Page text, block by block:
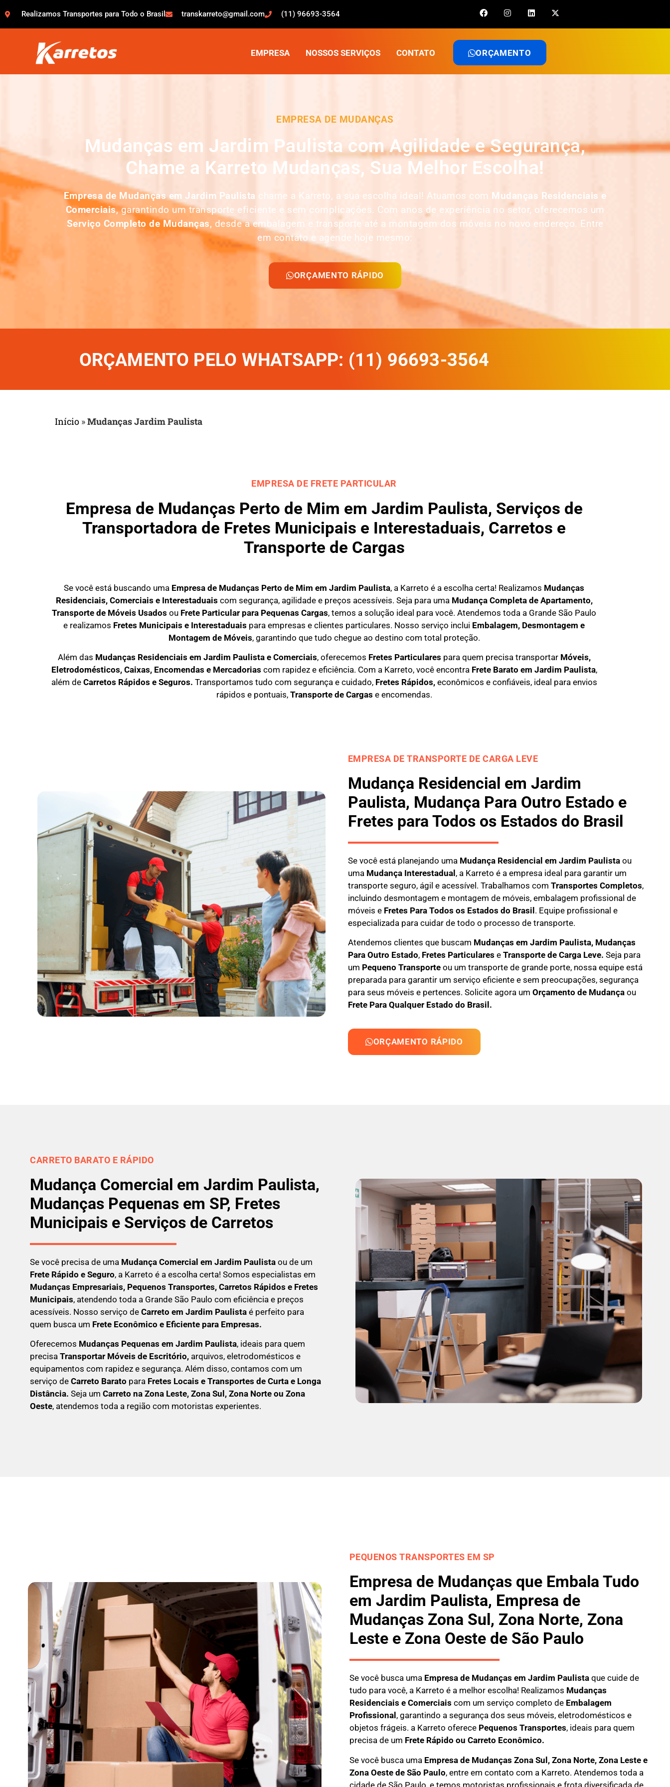
Realizamos Transportes para Todo o Brasil transkarreto@gmail.com (11) 96693-3564
EMPRESA NOSSOS SERVIÇOS CONTATO ORÇAMENTO
EMPRESA DE MUDANÇAS
Mudanças em Jardim Paulista com Agilidade e Segurança,
Chame a Karreto Mudanças, Sua Melhor Escolha!
Empresa de Mudanças em Jardim Paulista chame a Karreto, a sua escolha ideal! Atuamos com Mudanças Residenciais e
Comerciais, garantindo um transporte eficiente e sem complicações. Com anos de experiência no setor, oferecemos um
Serviço Completo de Mudanças, desde a embalagem e transporte até a montagem dos móveis no novo endereço. Entre
em contato e agende hoje mesmo:
ORÇAMENTO RÁPIDO
ORÇAMENTO PELO WHATSAPP: (11) 96693-3564
Início »Mudanças Jardim Paulista
EMPRESA DE FRETE PARTICULAR
Empresa de Mudanças Perto de Mim em Jardim Paulista, Serviços de
Transportadora de Fretes Municipais e Interestaduais, Carretos e
Transporte de Cargas
Se você está buscando uma Empresa de Mudanças Perto de Mim em Jardim Paulista, a Karreto é a escolha certa! Realizamos Mudanças
Residenciais, Comerciais e Interestaduais com segurança, agilidade e preços acessíveis. Seja para uma Mudança Completa de Apartamento,
Transporte de Móveis Usados ou Frete Particular para Pequenas Cargas, temos a solução ideal para você. Atendemos toda a Grande São Paulo
e realizamos Fretes Municipais e Interestaduais para empresas e clientes particulares. Nosso serviço inclui Embalagem, Desmontagem e
Montagem de Móveis, garantindo que tudo chegue ao destino com total proteção.
Além das Mudanças Residenciais em Jardim Paulista e Comerciais, oferecemos Fretes Particulares para quem precisa transportar Móveis,
Eletrodomésticos, Caixas, Encomendas e Mercadorias com rapidez e eficiência. Com a Karreto, você encontra Frete Barato em Jardim Paulista,
além de Carretos Rápidos e Seguros. Transportamos tudo com segurança e cuidado, Fretes Rápidos,econômicos e confiáveis, ideal para envios
rápidos e pontuais, Transporte de Cargas e encomendas.
EMPRESA DE TRANSPORTE DE CARGA LEVE
Mudança Residencial em Jardim
Paulista, Mudança Para Outro Estado e
Fretes para Todos os Estados do Brasil
Se você está planejando uma Mudança Residencial em Jardim Paulistaou
uma Mudança Interestadual, a Karreto é a empresa ideal para garantir um
transporte seguro, ágil e acessível. Trabalhamos com Transportes Completos,
incluindo desmontagem e montagem de móveis, embalagem profissional de
móveis e Fretes Para Todos os Estados do Brasil. Equipe profissional e
especializada para cuidar de todo o processo de transporte.
Atendemos clientes que buscam Mudanças em Jardim Paulista, Mudanças
Para Outro Estado,Fretes Particulares e Transportede Carga Leve. Seja para
um Pequeno Transporteou um transporte de grande porte, nossa equipe está
preparada para garantir um serviço eficiente e sem preocupações, segurança
para seus móveis e pertences. Solicite agora um Orçamento de Mudançaou
Frete Para Qualquer Estado do Brasil.
ORÇAMENTO RÁPIDO
CARRETO BARATO E RÁPIDO
Mudança Comercial em Jardim Paulista,
Mudanças Pequenas em SP, Fretes
Municipais e Serviços de Carretos
Se você precisa de uma Mudança Comercial em Jardim Paulista ou de um
Frete Rápido e Seguro, a Karreto é a escolha certa! Somos especialistas em
Mudanças Empresariais, Pequenos Transportes, Carretos Rápidos e Fretes
Municipais, atendendo toda a Grande São Paulo com eficiência e preços
acessíveis. Nosso serviço de Carreto em Jardim Paulista é perfeito para
quem busca um Frete Econômico e Eficiente para Empresas.
Oferecemos Mudanças Pequenas em Jardim Paulista, ideais para quem
precisa Transportar Móveis de Escritório, arquivos, eletrodomésticos e
equipamentos com rapidez e segurança. Além disso, contamos com um
serviço de Carreto Barato para Fretes Locais e Transportes de Curta e Longa
Distância. Seja um Carreto na Zona Leste, Zona Sul, Zona Norte ou Zona
Oeste, atendemos toda a região com motoristas experientes.
PEQUENOS TRANSPORTES EM SP
Empresa de Mudanças que Embala Tudo
em Jardim Paulista, Empresa de
Mudanças Zona Sul, Zona Norte, Zona
Leste e Zona Oeste de São Paulo
Se você busca umaEmpresa de Mudanças em Jardim Paulistaque cuide de
tudo para você, a Karreto é a melhor escolha! Realizamos Mudanças
Residenciais e Comerciais com um serviço completo de Embalagem
Profissional , garantindo a segurança dos seus móveis, eletrodomésticos e
objetos frágeis. a Karreto oferece Pequenos Transportes, ideais para quem
precisa de um Frete Rápido ou Carreto Econômico.
Se você busca uma Empresa de Mudanças Zona Sul, Zona Norte, Zona Leste e
Zona Oeste de São Paulo, entre em contato com a Karreto. Atendemos toda a
cidade de São Paulo, e temos motoristas profissionais e frota diversificada de